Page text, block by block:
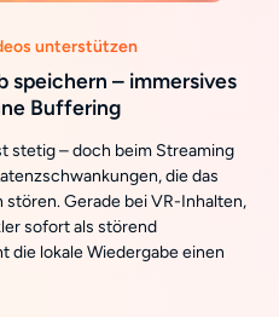
unterstützen
speichern – immersives
Buffering
stetig – doch beim Streaming
die das
Gerade bei VR-Inhalten,
sofort als störend
die lokale Wiedergabe einen